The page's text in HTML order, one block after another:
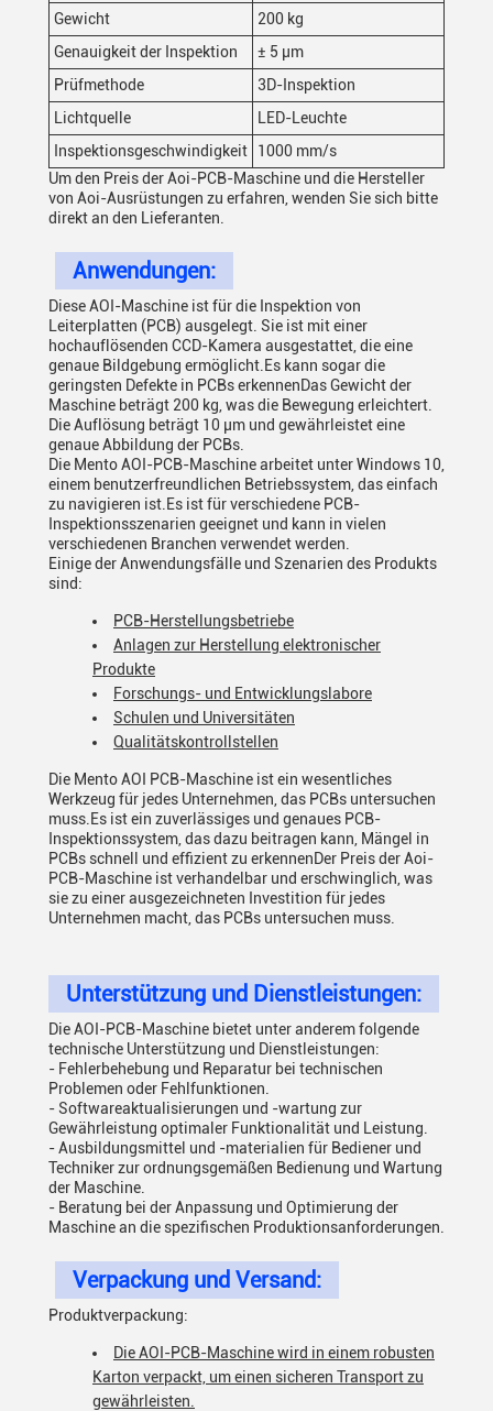
Gewicht
200 kg
Genauigkeit der Inspektion
± 5 μm
Prüfmethode
3D-Inspektion
Lichtquelle
LED-Leuchte
Inspektionsgeschwindigkeit
1000 mm/s
Um den Preis der Aoi-PCB-Maschine und die Hersteller
von Aoi-Ausrüstungen zu erfahren, wenden Sie sich bitte
direkt an den Lieferanten.
Anwendungen:
Diese AOI-Maschine ist für die Inspektion von
Leiterplatten (PCB) ausgelegt. Sie ist mit einer
hochauflösenden CCD-Kamera ausgestattet, die eine
genaue Bildgebung ermöglicht.Es kann sogar die
geringsten Defekte in PCBs erkennenDas Gewicht der
Maschine beträgt 200 kg, was die Bewegung erleichtert.
Die Auflösung beträgt 10 μm und gewährleistet eine
genaue Abbildung der PCBs.
Die Mento AOI-PCB-Maschine arbeitet unter Windows 10,
einem benutzerfreundlichen Betriebssystem, das einfach
zu navigieren ist.Es ist für verschiedene PCB-
Inspektionsszenarien geeignet und kann in vielen
verschiedenen Branchen verwendet werden.
Einige der Anwendungsfälle und Szenarien des Produkts
sind:
PCB-Herstellungsbetriebe
Anlagen zur Herstellung elektronischer
Produkte
Forschungs- und Entwicklungslabore
Schulen und Universitäten
Qualitätskontrollstellen
Die Mento AOI PCB-Maschine ist ein wesentliches
Werkzeug für jedes Unternehmen, das PCBs untersuchen
muss.Es ist ein zuverlässiges und genaues PCB-
Inspektionssystem, das dazu beitragen kann, Mängel in
PCBs schnell und effizient zu erkennenDer Preis der Aoi-
PCB-Maschine ist verhandelbar und erschwinglich, was
sie zu einer ausgezeichneten Investition für jedes
Unternehmen macht, das PCBs untersuchen muss.
Unterstützung und Dienstleistungen:
Die AOI-PCB-Maschine bietet unter anderem folgende
technische Unterstützung und Dienstleistungen:
- Fehlerbehebung und Reparatur bei technischen
Problemen oder Fehlfunktionen.
- Softwareaktualisierungen und -wartung zur
Gewährleistung optimaler Funktionalität und Leistung.
- Ausbildungsmittel und -materialien für Bediener und
Techniker zur ordnungsgemäßen Bedienung und Wartung
der Maschine.
- Beratung bei der Anpassung und Optimierung der
Maschine an die spezifischen Produktionsanforderungen.
Verpackung und Versand:
Produktverpackung:
Die AOI-PCB-Maschine wird in einem robusten
Karton verpackt, um einen sicheren Transport zu
gewährleisten.